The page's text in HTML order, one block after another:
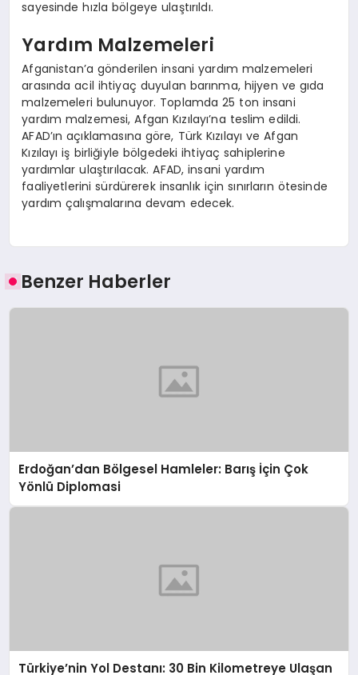
sayesinde hızla bölgeye ulaştırıldı.
Yardım Malzemeleri
Afganistan’a gönderilen insani yardım malzemeleri
arasında acil ihtiyaç duyulan barınma, hijyen ve gıda
malzemeleri bulunuyor. Toplamda 25 ton insani
yardım malzemesi, Afgan Kızılayı’na teslim edildi.
AFAD’ın açıklamasına göre, Türk Kızılayı ve Afgan
Kızılayı iş birliğiyle bölgedeki ihtiyaç sahiplerine
yardımlar ulaştırılacak. AFAD, insani yardım
faaliyetlerini sürdürerek insanlık için sınırların ötesinde
yardım çalışmalarına devam edecek.
Benzer Haberler
Erdoğan’dan Bölgesel Hamleler: Barış İçin Çok
Yönlü Diplomasi
Türkiye’nin Yol Destanı: 30 Bin Kilometreye Ulaşan